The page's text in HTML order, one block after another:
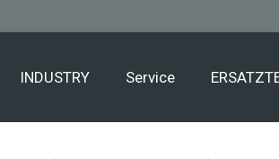
INDUSTRY Service